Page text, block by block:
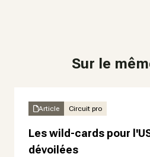
Sur le
Article Circuit pro
Les wild-cards pour
dévoilées